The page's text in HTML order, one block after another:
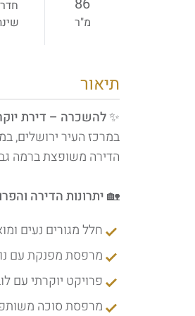
מ"ר
תיאור
✨להשכרה – דירת יוקרה 3 חדרים בפרויקט סביון וויו,
במרכז העיר ירושלים,
הדירה משופצת ברמה
🏡יתרונות הדירה
חלל מגורים נעים
מרפסת מפנקת עם
פרויקט יוקרתי עם
מרפסת סוכה